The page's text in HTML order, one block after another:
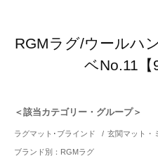
RGMラグ/ウールハ
ベNo.11【
＜該当カテゴリー・グループ＞
ラグマット･ブラインド / 玄関マット・
ブランド別：RGMラグ